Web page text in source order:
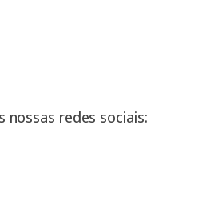
nossas redes sociais: